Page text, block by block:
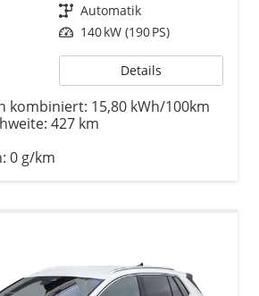
Getriebe Automatik
Leistung 140 kW (190 PS)
Details
kombiniert: 15,80 kWh/100km
427 km
0 g/km